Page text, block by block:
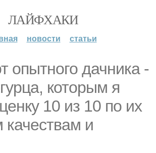
ЛАЙФХАКИ
новости статьи
опытного дачника -
которым я
10 из 10 по их
качествам и